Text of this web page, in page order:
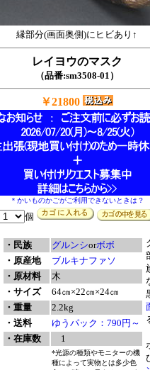
縁部分(画面奥側)にヒビあり↑
レイヨウのマスク
（品番:sm3508-01）
￥21800
＊かいものかごがご利用できないときは？
個
・民族 グルンシorボボ
・原産地
ブルキナファソ
・原材料
木
・サイズ
64㎝×22㎝×24㎝
・重量
2.2kg
・送料
ゆうパック：790円～
・在庫数
1
*光源の種類やモニターの機
種によって実物とは多少色